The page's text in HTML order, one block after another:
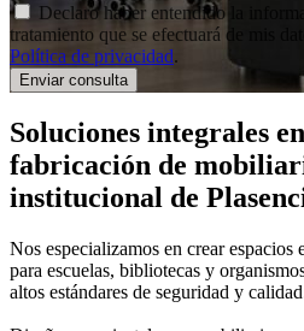
Declaro haber entendido la
tratamiento que se efectuará de mis
Política de privacidad.
Soluciones integrales en
fabricación de
institucional de
Nos especializamos en crear
para escuelas, bibliotecas y
altos estándares de seguridad y